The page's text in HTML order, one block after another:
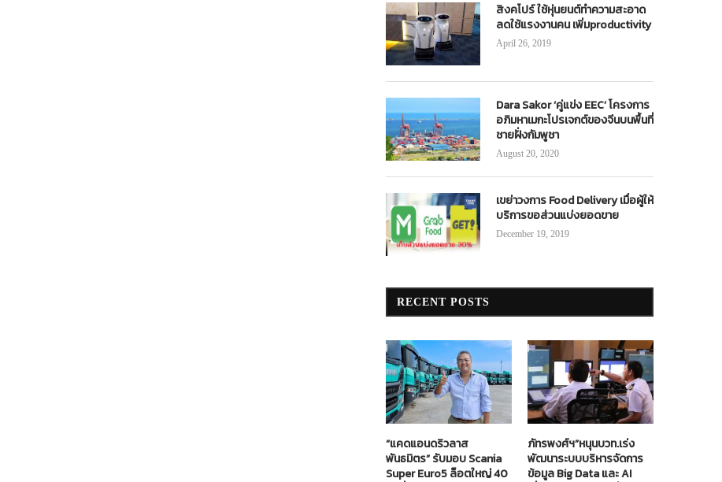
สิงคโปร์ ใช้หุ่นยนต์ทำความสะอาด
ลดใช้แรงงานคน เพิ่มproductivity
April 26, 2019
Dara Sakor ‘คู่แข่ง EEC’ โครงการ
อภิมหาเมกะโปรเจกต์ของจีนบนพื้นที่
ชายฝั่งกัมพูชา
August 20, 2020
เขย่าวงการ Food Delivery เมื่อผู้ให้
บริการขอส่วนแบ่งยอดขาย
December 19, 2019
RECENT POSTS
“แคดแอนดริวลาส
พันธมิตร” รับมอบ Scania
Super Euro5 ล็อตใหญ่ 40
ภัทรพงศ์ฯ”หนุนบวท.เร่ง
พัฒนาระบบบริหารจัดการ
ข้อมูล Big Data และ AI